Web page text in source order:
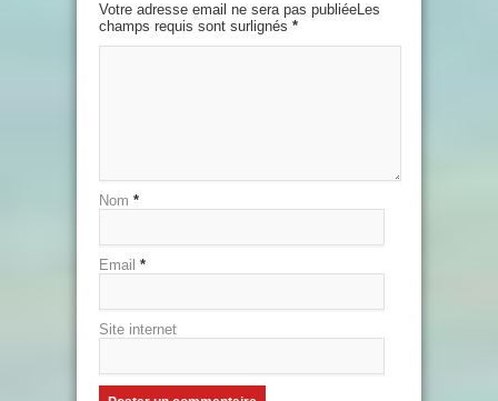
Votre adresse email ne sera pas publiéeLes
champs requis sont surlignés *
Nom *
Email *
Site internet